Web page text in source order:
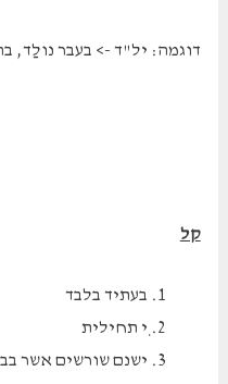
דוגמה: יל"ד -> בעבר נולַד,
קל
בעתיד בלבד
ׅי תחילית
ישנם שורשים אשר